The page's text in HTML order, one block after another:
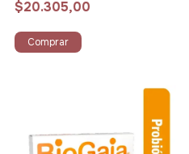
$20.305,00
Comprar